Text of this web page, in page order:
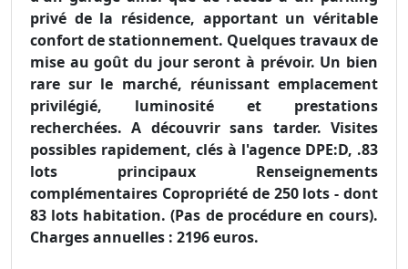
privé de la résidence, apportant un véritable
confort de stationnement. Quelques travaux de
mise au goût du jour seront à prévoir. Un bien
rare sur le marché, réunissant emplacement
privilégié, luminosité et prestations
recherchées. A découvrir sans tarder. Visites
possibles rapidement, clés à l'agence DPE:D, .83
lots principaux Renseignements
complémentaires Copropriété de 250 lots - dont
83 lots habitation. (Pas de procédure en cours).
Charges annuelles : 2196 euros.